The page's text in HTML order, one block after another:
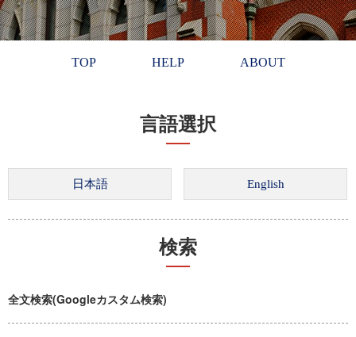
TOP HELP ABOUT
言語選択
検索
全文検索(Googleカスタム検索)